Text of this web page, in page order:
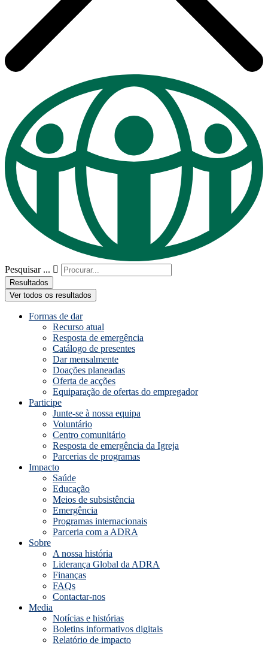
Pesquisar ...
Resultados
Ver todos os resultados
Formas de dar
Recurso atual
Resposta de emergência
Catálogo de presentes
Dar mensalmente
Doações planeadas
Oferta de acções
Equiparação de ofertas do empregador
Participe
Junte-se à nossa equipa
Voluntário
Centro comunitário
Resposta de emergência da Igreja
Parcerias de programas
Impacto
Saúde
Educação
Meios de subsistência
Emergência
Programas internacionais
Parceria com a ADRA
Sobre
A nossa história
Liderança Global da ADRA
Finanças
FAQs
Contactar-nos
Media
Notícias e histórias
Boletins informativos digitais
Relatório de impacto